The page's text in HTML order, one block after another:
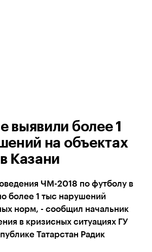
выявили более 1
на объектах
Казани
ЧМ-2018 по футболу в
более 1 тыс нарушений
норм, - сообщил начальник
в кризисных ситуациях ГУ
Татарстан Радик